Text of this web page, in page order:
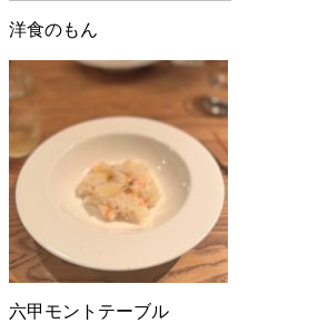
洋食のもん
六甲モントテーブル